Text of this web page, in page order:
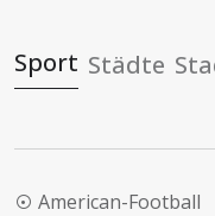
Sport Städte
American-Football